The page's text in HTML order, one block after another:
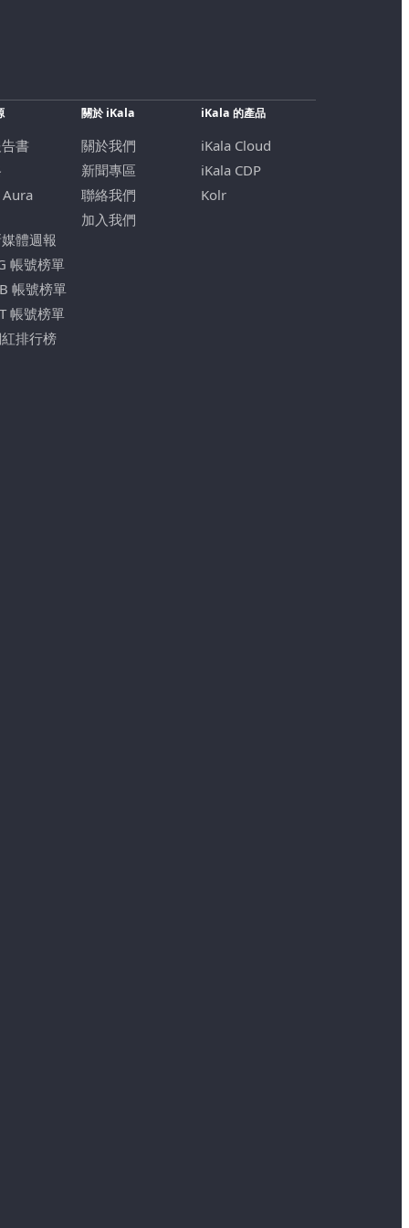
書
體週報
帳號榜單
帳號榜單
帳號榜單
排行榜
關於 iKala
關於我們
新聞專區
聯絡我們
加入我們
iKala 的產品
iKala Cloud
iKala CDP
Kolr